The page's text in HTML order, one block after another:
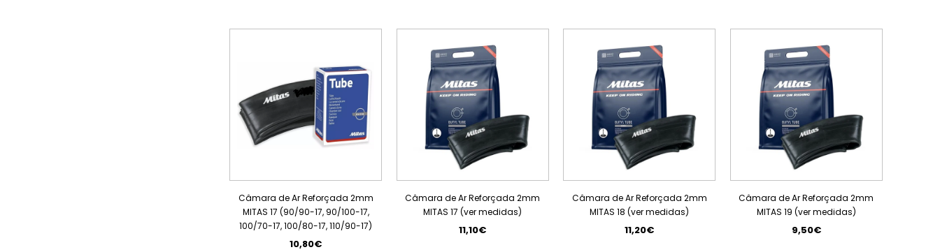
Câmara de Ar Reforçada 2mm
MITAS 17 (90/90-17, 90/100-17,
100/70-17, 100/80-17, 110/90-17)
10,80€
Câmara de Ar Reforçada 2mm
MITAS 17 (ver medidas)
11,10€
Câmara de Ar Reforçada 2mm
MITAS 18 (ver medidas)
11,20€
Câmara de Ar Reforçada 2mm
MITAS 19 (ver medidas)
9,50€